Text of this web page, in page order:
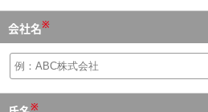
会社名※
※